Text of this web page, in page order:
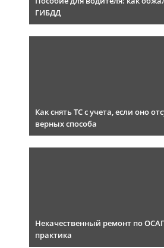
ГИБДД
Как снять ТС с учета, если оно
верных способа
Некачественный ремонт по
практика